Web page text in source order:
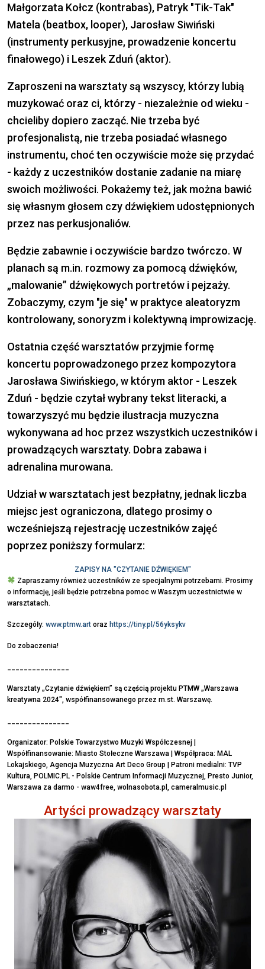
Małgorzata Kołcz (kontrabas), Patryk "Tik-Tak"
Matela (beatbox, looper), Jarosław Siwiński
(instrumenty perkusyjne, prowadzenie koncertu
finałowego) i Leszek Zduń (aktor).
Zaproszeni na warsztaty są wszyscy, którzy lubią
muzykować oraz ci, którzy - niezależnie od wieku -
chcieliby dopiero zacząć. Nie trzeba być
profesjonalistą, nie trzeba posiadać własnego
instrumentu, choć ten oczywiście może się przydać
- każdy z uczestników dostanie zadanie na miarę
swoich możliwości. Pokażemy też, jak można bawić
się własnym głosem czy dźwiękiem udostępnionych
przez nas perkusjonaliów.
Będzie zabawnie i oczywiście bardzo twórczo. W
planach są m.in. rozmowy za pomocą dźwięków,
„malowanie” dźwiękowych portretów i pejzaży.
Zobaczymy, czym "je się" w praktyce aleatoryzm
kontrolowany, sonoryzm i kolektywną improwizację.
Ostatnia część warsztatów przyjmie formę
koncertu poprowadzonego przez kompozytora
Jarosława Siwińskiego, w którym aktor - Leszek
Zduń - będzie czytał wybrany tekst literacki, a
towarzyszyć mu będzie ilustracja muzyczna
wykonywana ad hoc przez wszystkich uczestników i
prowadzących warsztaty. Dobra zabawa i
adrenalina murowana.
Udział w warsztatach jest bezpłatny, jednak liczba
miejsc jest ograniczona, dlatego prosimy o
wcześniejszą rejestrację uczestników zajęć
poprzez poniższy formularz:
ZAPISY NA "CZYTANIE DŹWIĘKIEM"
Zapraszamy również uczestników ze specjalnymi potrzebami. Prosimy
o informację, jeśli będzie potrzebna pomoc w Waszym uczestnictwie w
warsztatach.
Szczegóły: www.ptmw.art oraz https://tiny.pl/56yksykv
Do zobaczenia!
Warsztaty „Czytanie dźwiękiem” są częścią projektu PTMW „Warszawa
kreatywna 2024", współfinansowanego przez m.st. Warszawę.
Organizator: Polskie Towarzystwo Muzyki Współczesnej |
Współfinansowanie: Miasto Stołeczne Warszawa | Współpraca: MAL
Lokajskiego, Agencja Muzyczna Art Deco Group | Patroni medialni: TVP
Kultura, POLMIC.PL - Polskie Centrum Informacji Muzycznej, Presto Junior,
Warszawa za darmo - waw4free, wolnasobota.pl, cameralmusic.pl
Artyści prowadzący warsztaty